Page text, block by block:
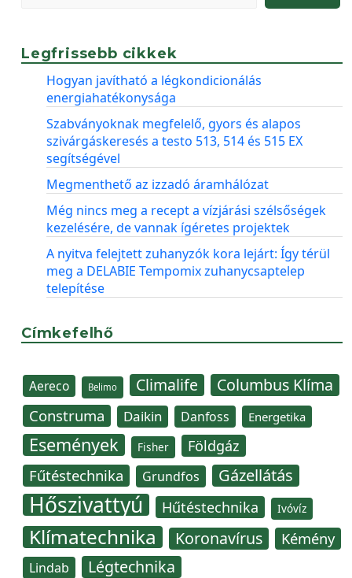
Legfrissebb cikkek
Hogyan javítható a légkondicionálás
energiahatékonysága
Szabványoknak megfelelő, gyors és alapos
szivárgáskeresés a testo 513, 514 és 515 EX
segítségével
Megmenthető az izzadó áramhálózat
Még nincs meg a recept a vízjárási szélsőségek
kezelésére, de vannak ígéretes projektek
A nyitva felejtett zuhanyzók kora lejárt: Így térül
meg a DELABIE Tempomix zuhanycsaptelep
telepítése
Címkefelhő
Aereco Belimo Climalife Columbus Klíma
Construma Daikin Danfoss Energetika
Események Fisher Földgáz
Fűtéstechnika Grundfos Gázellátás
Hőszivattyú Hűtéstechnika Ivóvíz
Klímatechnika Koronavírus Kémény
Lindab Légtechnika